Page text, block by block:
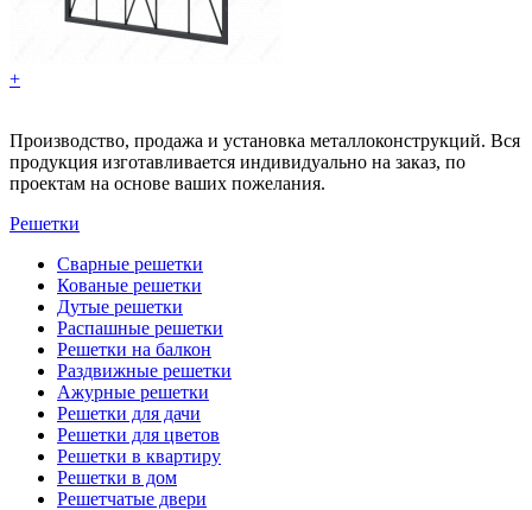
+
Производство, продажа и установка металлоконструкций. Вся
продукция изготавливается индивидуально на заказ, по
проектам на основе ваших пожелания.
Решетки
Сварные решетки
Кованые решетки
Дутые решетки
Распашные решетки
Решетки на балкон
Раздвижные решетки
Ажурные решетки
Решетки для дачи
Решетки для цветов
Решетки в квартиру
Решетки в дом
Решетчатые двери